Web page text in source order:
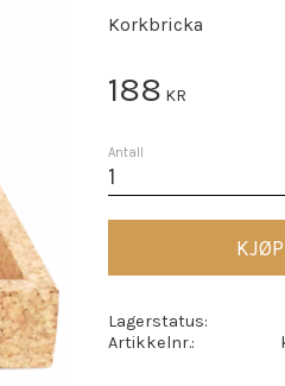
Korkbricka
188 KR
Antall
KJØP
Lagerstatus
Artikkelnr.